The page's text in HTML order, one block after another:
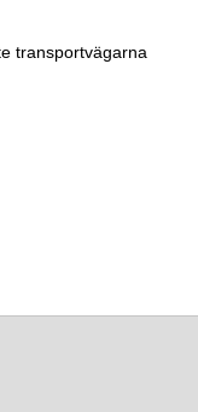
transportvägarna